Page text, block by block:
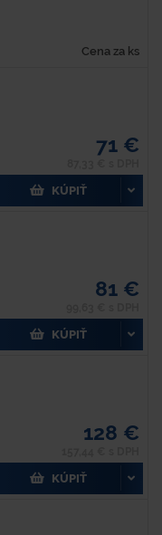
Cena za ks
71 €
KÚPIŤ
81 €
KÚPIŤ
128 €
KÚPIŤ